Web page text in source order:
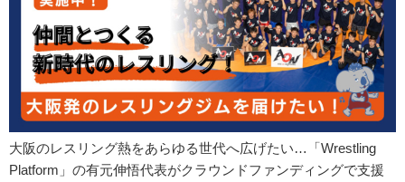
大阪のレスリング熱をあらゆる世代へ広げたい…「Wrestling
Platform」の有元伸悟代表がクラウンドファンディングで支援